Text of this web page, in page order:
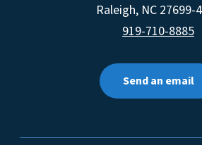
Raleigh, NC 27699-
919-710-8885
Send an email